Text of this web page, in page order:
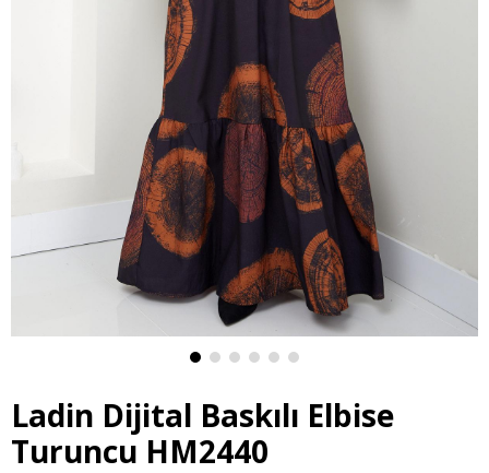
Ladin Dijital Baskılı Elbise
Turuncu HM2440